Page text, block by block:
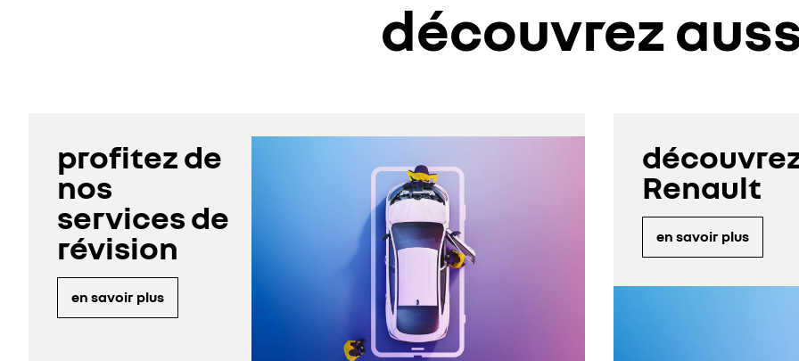
découvrez
profitez de
nos
services de
révision
en savoir plus
Renault
en savoir plus